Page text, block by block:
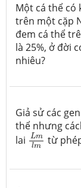
Một cá thể có
trên một cặp
đem cá thể
là 25%, ở đời
nhiêu?
Giả sử các
thể nhưng
lai
Lm
lm
Lmlm
từ